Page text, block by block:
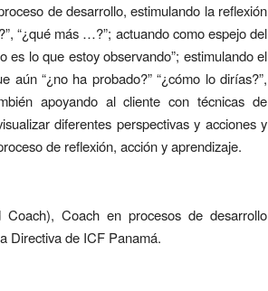
de desarrollo, estimulando la reflexión
“¿qué más …?”; actuando como espejo del
es lo que estoy observando”; estimulando el
aún “¿no ha probado?” “¿cómo lo dirías?”,
apoyando al cliente con técnicas de
diferentes perspectivas y acciones y
de reflexión, acción y aprendizaje.
Coach en procesos de desarrollo
Directiva de ICF Panamá.